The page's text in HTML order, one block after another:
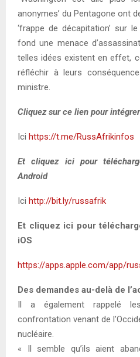
anonymes’ du Pentagone ont
‘frappe de décapitation’ sur
fond une menace
telles idées existent en effet,
réfléchir à leurs
ministre.
Cliquez sur ce lien pour
Ici https://t.me/RussAfrikinfos
Et cliquez ici pour
Android
Ici http://bit.ly/russafrik
Et cliquez ici pour
iOS
https://apps.apple.com/app/
Des demandes au-delà de
Il a également rappelé
confrontation venant de
nucléaire.
« Il semble qu’ils aient